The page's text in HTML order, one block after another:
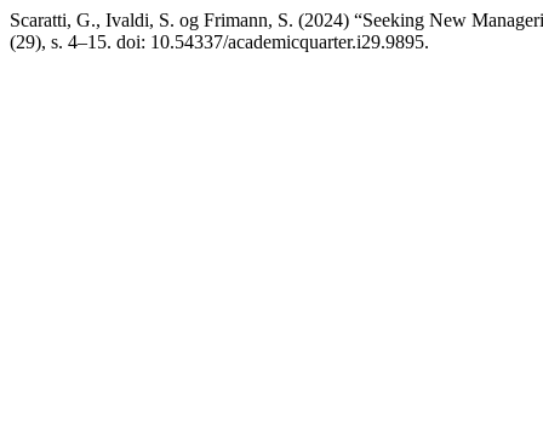
Scaratti, G., Ivaldi, S. og Frimann, S. (2024) “Seeking New
(29), s. 4–15. doi: 10.54337/academicquarter.i29.9895.